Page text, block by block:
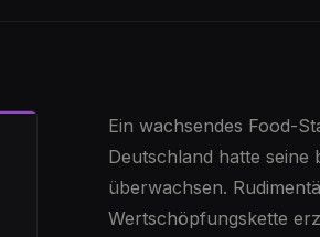
Ein wachsendes Food-
Deutschland hatte
überwachsen.
Wertschöpfungskette